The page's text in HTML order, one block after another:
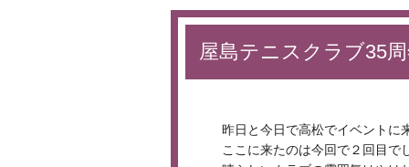
屋島テニスクラブ35
昨日と今日で高松でイベントに
ここに来たのは今回で２回目で